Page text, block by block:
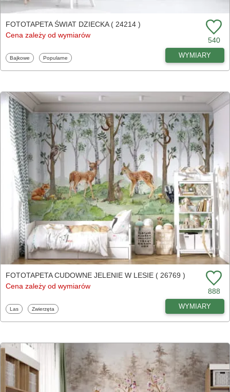
FOTOTAPETA ŚWIAT DZIECKA ( 24214 )
Cena zależy od wymiarów
540
Fototapety
Bajkowe Fototapety
Popularne WYMIARY
FOTOTAPETA CUDOWNE JELENIE W LESIE ( 26769 )
Cena zależy od wymiarów
888
Fototapety
Las Fototapety
Zwierzęta WYMIARY